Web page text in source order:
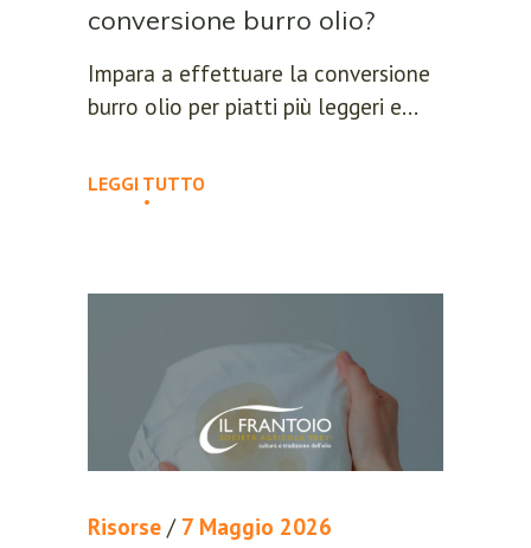
conversione burro olio?
Impara a effettuare la conversione
burro olio per piatti più leggeri e...
LEGGI TUTTO
Risorse / 7 Maggio 2026